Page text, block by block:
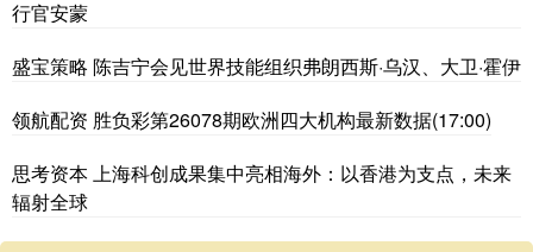
行官安蒙
盛宝策略 陈吉宁会见世界技能组织弗朗西斯·乌汉、大卫·霍伊
领航配资 胜负彩第26078期欧洲四大机构最新数据(17:00)
思考资本 上海科创成果集中亮相海外：以香港为支点，未来
辐射全球